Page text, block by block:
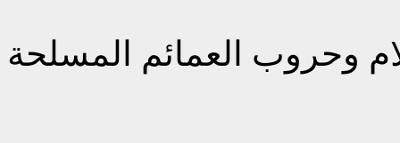
وحروب العمائم المسلحة